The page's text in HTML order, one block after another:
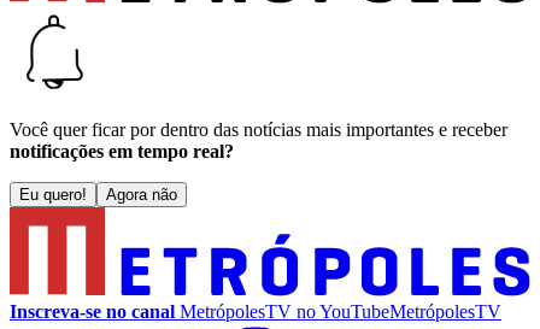
Você quer ficar por dentro das notícias mais importantes e receber
notificações em tempo real?
Eu quero! Agora não
Inscreva-se no canal MetrópolesTV noYouTubeMetrópolesTV